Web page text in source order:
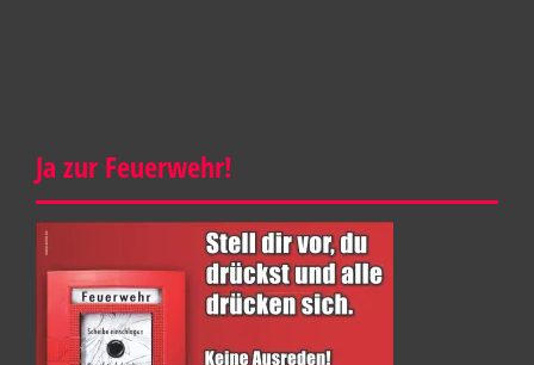
Ja zur Feuerwehr!